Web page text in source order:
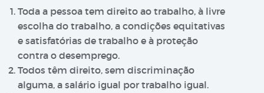
Toda a pessoa tem direito ao trabalho, à livre
escolha do trabalho, a condições equitativas
e satisfatórias de trabalho e à proteção
contra o desemprego.
Todos têm direito, sem discriminação
alguma, a salário igual por trabalho igual.